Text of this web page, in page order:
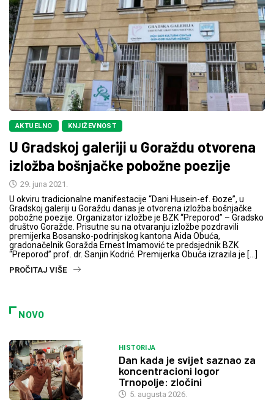
AKTUELNO KNJIŽEVNOST
U Gradskoj galeriji u Goraždu otvorena
izložba bošnjačke pobožne poezije
29. juna 2021.
U okviru tradicionalne manifestacije “Dani Husein-ef. Đoze”, u
Gradskoj galeriji u Goraždu danas je otvorena izložba bošnjačke
pobožne poezije. Organizator izložbe je BZK “Preporod” – Gradsko
društvo Goražde. Prisutne su na otvaranju izložbe pozdravili
premijerka Bosansko-podrinjskog kantona Aida Obuća,
gradonačelnik Goražda Ernest Imamović te predsjednik BZK
“Preporod” prof. dr. Sanjin Kodrić. Premijerka Obuća izrazila je […]
PROČITAJ VIŠE
NOVO
HISTORIJA
Dan kada je svijet saznao za
koncentracioni logor
Trnopolje: zločini
5. augusta 2026.